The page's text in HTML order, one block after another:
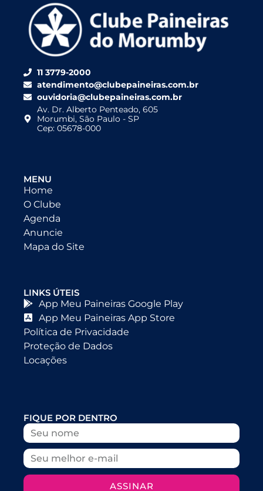
11 3779-2000
atendimento@clubepaineiras.com.br
ouvidoria@clubepaineiras.com.br
Av. Dr. Alberto Penteado, 605
Morumbi, São Paulo - SP
Cep: 05678-000
MENU
Home
O Clube
Agenda
Anuncie
Mapa do Site
LINKS ÚTEIS
App Meu Paineiras Google Play
App Meu Paineiras App Store
Política de Privacidade
Proteção de Dados
Locações
FIQUE POR DENTRO
ASSINAR